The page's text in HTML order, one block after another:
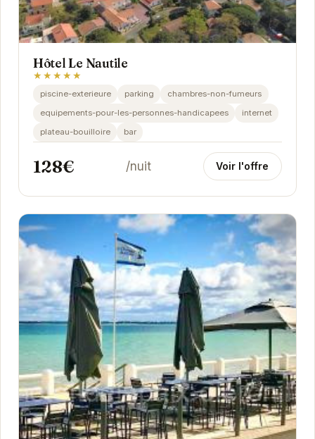
Hôtel Le Nautile
★★★★★
piscine-exterieure parking
chambres-non-fumeurs
equipements-pour-les-personnes-handicapees
internet
plateau-bouilloire
bar
128€ /nuit Voir l'offre